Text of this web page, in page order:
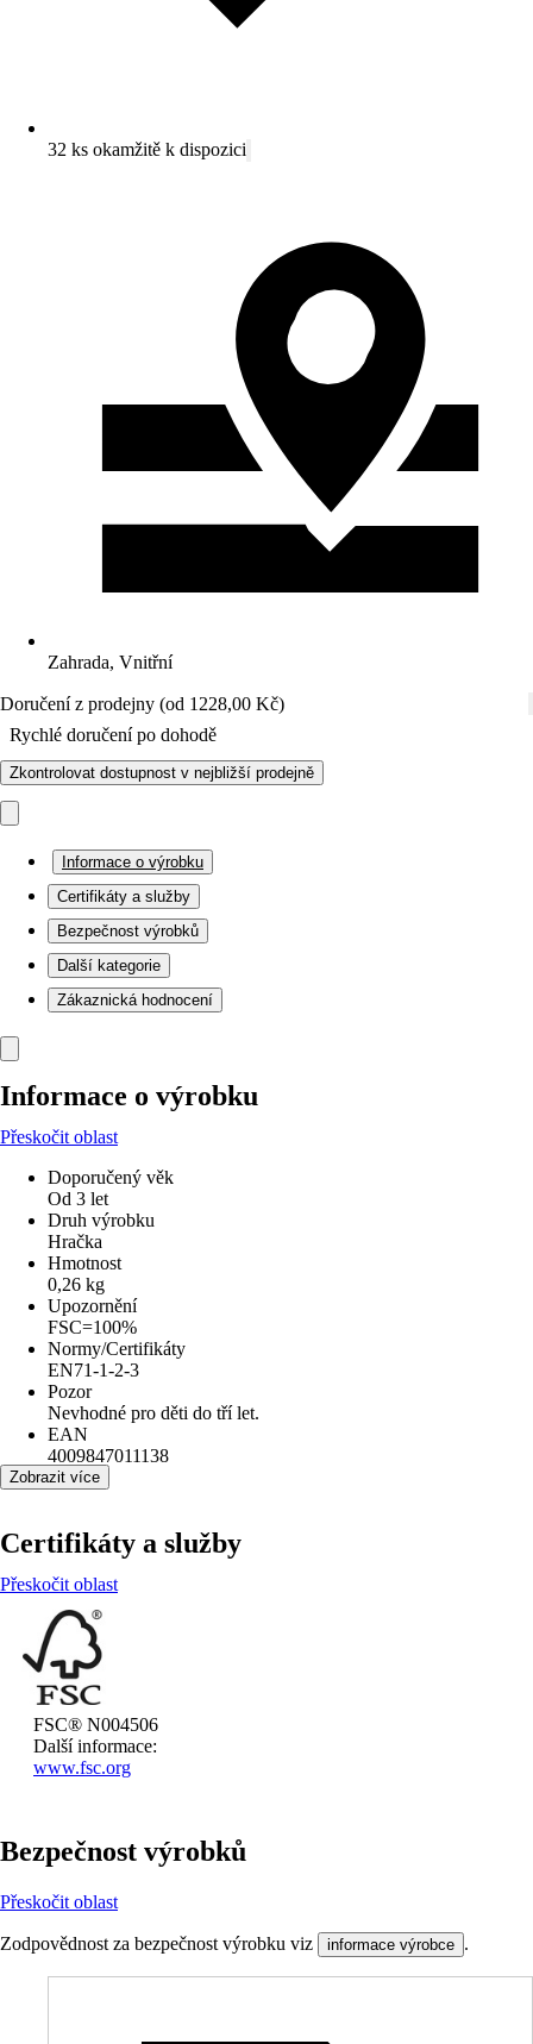
32 ks okamžitě k dispozici
Zahrada, Vnitřní
Doručení z prodejny (od 1228,00 Kč)
Rychlé doručení po dohodě
Zkontrolovat dostupnost v nejbližší prodejně
Informace o výrobku
Certifikáty a služby
Bezpečnost výrobků
Další kategorie
Zákaznická hodnocení
Informace o výrobku
Přeskočit oblast
Doporučený věk
Od 3 let
Druh výrobku
Hračka
Hmotnost
0,26 kg
Upozornění
FSC=100%
Normy/Certifikáty
EN71-1-2-3
Pozor
Nevhodné pro děti do tří let.
EAN
4009847011138
Zobrazit více
Certifikáty a služby
Přeskočit oblast
FSC® N004506
Další informace:
www.fsc.org
Bezpečnost výrobků
Přeskočit oblast
Zodpovědnost za bezpečnost výrobku viz informace výrobce .